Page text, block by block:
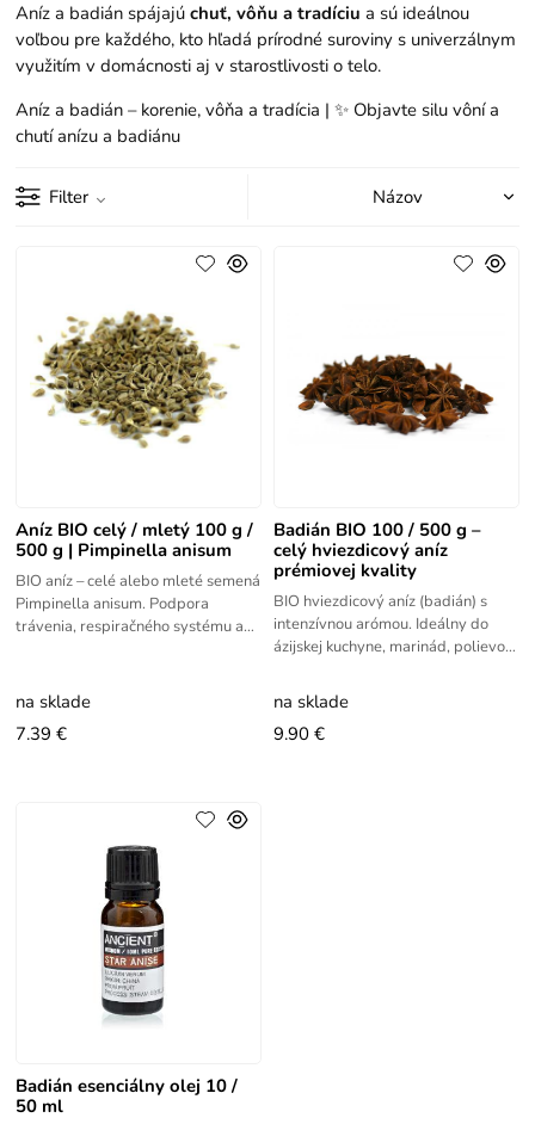
Aníz a badián spájajúchuť, vôňu a tradíciu a sú ideálnou
voľbou pre každého, kto hľadá prírodné suroviny s univerzálnym
využitím v domácnosti aj v starostlivosti o telo.
Aníz a badián – korenie, vôňa a tradícia | ✨ Objavte silu vôní a
chutí anízu a badiánu
Filter
Aníz BIO celý / mletý 100 g /
500 g | Pimpinella anisum
BIO aníz – celé alebo mleté semená
Pimpinella anisum. Podpora
trávenia, respiračného systému a
na sklade
7.39 €
Badián BIO 100 / 500 g –
celý hviezdicový aníz
prémiovej kvality
BIO hviezdicový aníz (badián) s
intenzívnou arómou. Ideálny do
ázijskej kuchyne, marinád, polievok
na sklade
9.90 €
Badián esenciálny olej 10 /
50 ml